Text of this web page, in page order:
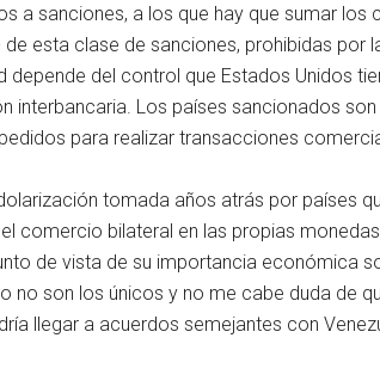
a sanciones, a los que hay que sumar los
esta clase de sanciones, prohibidas por
del control que Estados Unidos
interbancaria. Los países sancionados
para realizar transacciones
tomada años atrás por países
comercio bilateral en las propias
de vista de su importancia económica
no son los únicos y no me cabe duda de
llegar a acuerdos semejantes con